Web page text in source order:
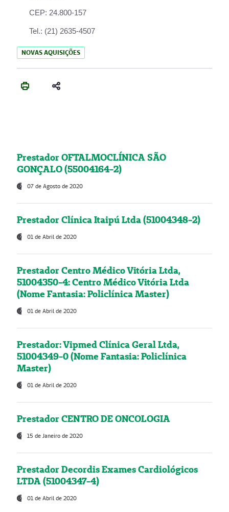
CEP: 24.800-157
Tel.: (21) 2635-4507
NOVAS AQUISIÇÕES
Prestador OFTALMOCLÍNICA SÃO
GONÇALO (55004164-2)
07 de Agosto de 2020
Prestador Clínica Itaipú Ltda (51004348-2)
01 de Abril de 2020
Prestador Centro Médico Vitória Ltda,
51004350-4: Centro Médico Vitória Ltda
(Nome Fantasia: Policlínica Master)
01 de Abril de 2020
Prestador: Vipmed Clínica Geral Ltda,
51004349-0 (Nome Fantasia: Policlínica
Master)
01 de Abril de 2020
Prestador CENTRO DE ONCOLOGIA
15 de Janeiro de 2020
Prestador Decordis Exames Cardiológicos
LTDA (51004347-4)
01 de Abril de 2020